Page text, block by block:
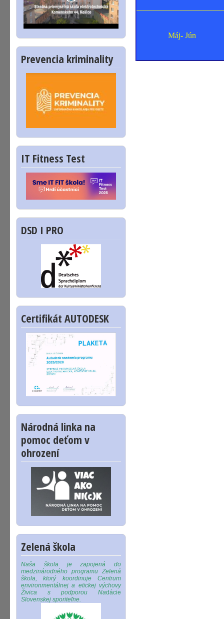
Prevencia kriminality
IT Fitness Test
DSD I PRO
Certifikát AUTODESK
Národná linka na
pomoc deťom v
ohrození
Zelená škola
Naša škola je zapojená do
medzinárodného programu Zelená
škola, ktorý koordinuje Centrum
environmentálnej a etickej výchovy
Živica s podporou Nadácie
Slovenskej sporiteľne.
Máj- Jún